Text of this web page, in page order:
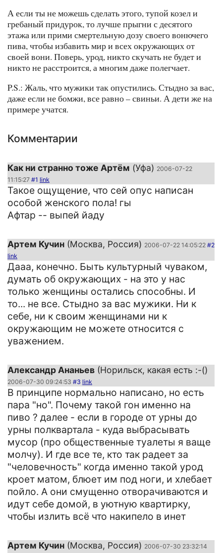
А если ты не можешь сделать этого, тупой козел и
гребаный придурок, то лучше прыгни с десятого
этажа или прими смертельную дозу своего вонючего
пива, чтобы избавить мир и всех окружающих от
своей вони. Поверь, урод, никто скучать не будет и
никто не расстроится, а многим даже полегчает.
P.S.: Жаль, что мужики так опустились. Стыдно за вас,
даже если не бомжи, все равно – свиньи. А дети же на
примере учатся.
Комментарии
Как ни странно тоже Артём (Уфа) 2006-07-22
11:15:27 #1 link
Такое ощущение, что сей опус написан
особой женского пола! гы
Афтар -- выпей йаду
Артем Кучин (Москва, Россия) 2006-07-22 14:05:22 #2
link
Дааа, конечно. Быть культурный чуваком,
думать об окружающих - на это у нас
только женщины остались способны. И
то... не все. Стыдно за вас мужики. Ни к
себе, ни к своим женщинами ни к
окружающим не можете относится с
уважением.
Александр Ананьев (Норильск, какая есть :-()
2006-07-30 09:24:53 #3 link
В принципе нормально написано, но есть
пара "но". Почему такой гон именно на
пиво ? далее - если в городе от урны до
урны полквартала - куда выбрасывать
мусор (про общественные туалеты я ваще
молчу). И где все те, кто так радеет за
"человечность" когда именно такой урод
кроет матом, блюет им под ноги, и хлебает
пойло. А они смущенно отворачиваются и
идут себе домой, в уютную квартирку,
чтобы излить всё что накипело в инет
Артем Кучин (Москва, Россия) 2006-07-30 23:32:14